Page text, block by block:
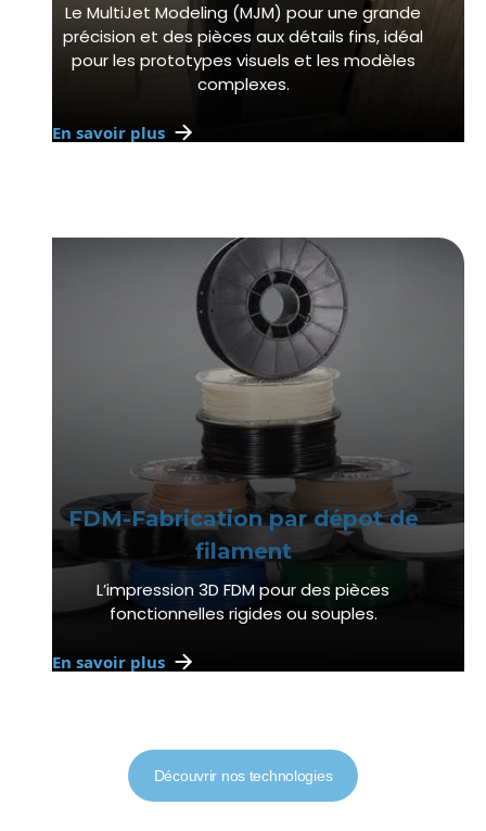
Le MultiJet Modeling (MJM) pour une grande
précision et des pièces aux détails fins, idéal
pour les prototypes visuels et les modèles
complexes.
En savoir plus
FDM-Fabrication par dépot de
filament
L’impression 3D FDM pour des pièces
fonctionnelles rigides ou souples.
En savoir plus
Découvrir nos technologies